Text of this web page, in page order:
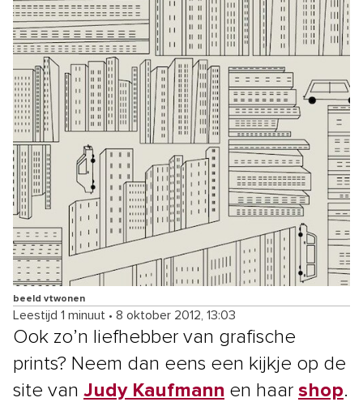
beeld vtwonen
Leestijd 1 minuut • 8 oktober 2012, 13:03
Ook zo’n liefhebber van grafische
prints? Neem dan eens een kijkje op de
site van Judy Kaufmann en haar shop.